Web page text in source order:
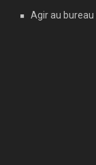
Agir au